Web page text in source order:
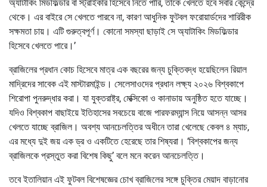
অ্যাটাকিং মিডফিল্ডার বা স্ট্রাইকার হিসেবে নিতে পারি, তাকে খেলতে হবে সবার কেন্দ্রে
থেকে। এর বাইরে সে খেলতে পারবে না, কারণ আধুনিক ফুটবল ফরোয়ার্ডদের শারিরীক
সক্ষমতা চায়। এটি গুরুত্বপূর্ণ। কোনো সমস্যা ছাড়াই সে অ্যাটাকিং মিডফিল্ডার
হিসেবে খেলতে পারে।’
ব্রাজিলের প্রধান কোচ হিসেবে মাত্র এক বছরের জন্য চুক্তিবদ্ধ হয়েছিলেন রিয়াল
মাদ্রিদের সাবেক এই মাস্টারমাইন্ড। সেলেসাওদের প্রধান লক্ষ্য ২০২৬ বিশ্বকাপে
শিরোপা পুনরুদ্ধার করা। যা যুক্তরাষ্ট্র, মেক্সিকো ও কানাডায় অনুষ্ঠিত হতে যাচ্ছে।
যদিও বিশ্বকাপ বাছাইয়ে ইতিহাসের সবচেয়ে বাজে পারফরম্যান্স নিয়ে আসন্ন আসর
খেলতে যাচ্ছে ব্রাজিল। অবশ্য আনচেলত্তির অধীনে তারা খেলেছে কেবল ৪ ম্যাচ,
এর মধ্যে দুই জয় এক ড্র ও একটিতে হেরেছে তার শিষ্যরা। ‘বিশ্বকাপের জন্য
ব্রাজিলকে প্রস্তুত করা বিশেষ কিছু’ বলে মনে করেন আনচেলত্তি।
তবে ইতালিয়ান এই ফুটবল বিশেষজ্ঞের চোখ ব্রাজিলের সঙ্গে চুক্তির মেয়াদ বাড়ানোর